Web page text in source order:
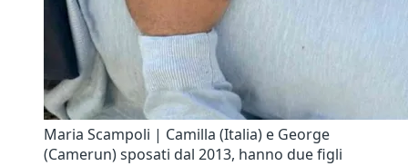
Maria Scampoli | Camilla (Italia) e George
(Camerun) sposati dal 2013, hanno due figli